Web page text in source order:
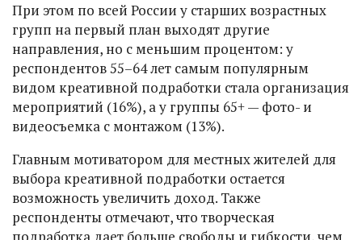
При этом по всей России у старших возрастных
групп на первый план выходят другие
направления, но с меньшим процентом: у
респондентов 55–64 лет самым популярным
видом креативной подработки стала организация
мероприятий (16%), а у группы 65+ — фото- и
видеосъемка с монтажом (13%).
Главным мотиватором для местных жителей для
выбора креативной подработки остается
возможность увеличить доход. Также
респонденты отмечают, что творческая